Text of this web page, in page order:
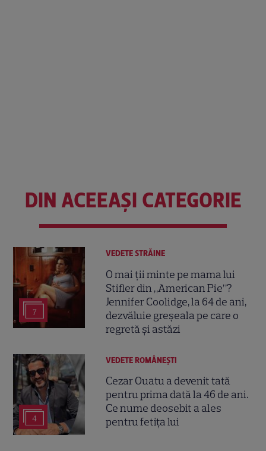
DIN ACEEAȘI CATEGORIE
7
VEDETE STRĂINE
O mai ții minte pe mama lui
Stifler din „American Pie”?
Jennifer Coolidge, la 64 de ani,
dezvăluie greșeala pe care o
regretă și astăzi
4
VEDETE ROMÂNEŞTI
Cezar Ouatu a devenit tată
pentru prima dată la 46 de ani.
Ce nume deosebit a ales
pentru fetița lui